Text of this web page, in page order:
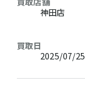
神田店
買取日
2025/07/25